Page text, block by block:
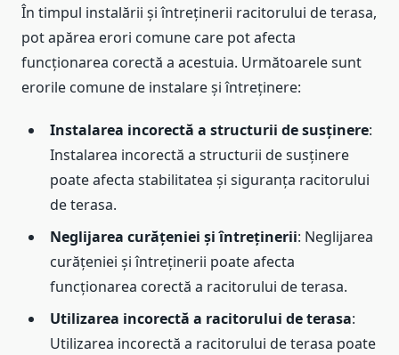
În timpul instalării și întreținerii racitorului de terasa,
pot apărea erori comune care pot afecta
funcționarea corectă a acestuia. Următoarele sunt
erorile comune de instalare și întreținere:
Instalarea incorectă a structurii de susținere:
Instalarea incorectă a structurii de susținere
poate afecta stabilitatea și siguranța racitorului
de terasa.
Neglijarea curățeniei și întreținerii: Neglijarea
curățeniei și întreținerii poate afecta
funcționarea corectă a racitorului de terasa.
Utilizarea incorectă a racitorului de terasa:
Utilizarea incorectă a racitorului de terasa poate